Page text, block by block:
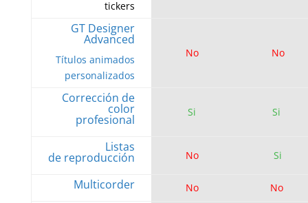
tickers
GT Designer
Advanced
Títulos animados
personalizados
No No
Corrección de
color
profesional
Si Si
Listas
de reproducción No Si
Multicorder No No